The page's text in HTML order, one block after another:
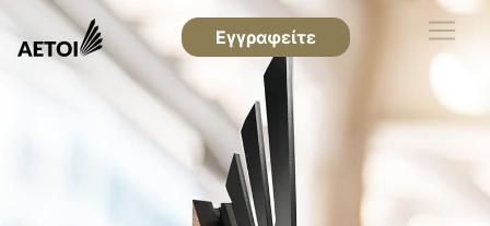
Εγγραφείτε